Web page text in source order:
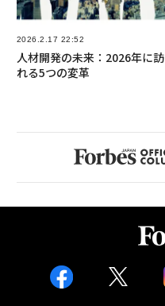
2026.2.17 22:52
人材開発の未来：2026年に訪
れる5つの変革